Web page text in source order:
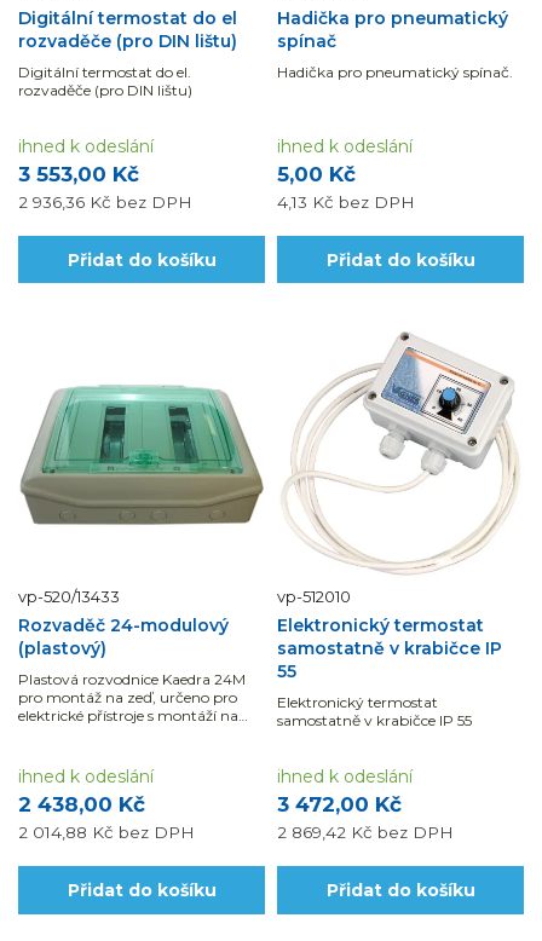
Digitální termostat do el
rozvaděče (pro DIN lištu)
Digitální termostat do el.
rozvaděče (pro DIN lištu)
3 553,00 Kč
2 936,36 Kč bez DPH
ihned k odeslání
Přidat do košíku
Hadička pro pneumatický
spínač
Hadička pro pneumatický spínač.
5,00 Kč
4,13 Kč bez DPH
ihned k odeslání
Přidat do košíku
vp-520/13433
Rozvaděč 24-modulový
(plastový)
Plastová rozvodnice Kaedra 24M
pro montáž na zeď, určeno pro
elektrické přístroje s montáží na
2 438,00 Kč
2 014,88 Kč bez DPH
ihned k odeslání
Přidat do košíku
vp-512010
Elektronický termostat
samostatně v krabičce IP
55
Elektronický termostat
samostatně v krabičce IP 55
3 472,00 Kč
2 869,42 Kč bez DPH
ihned k odeslání
Přidat do košíku